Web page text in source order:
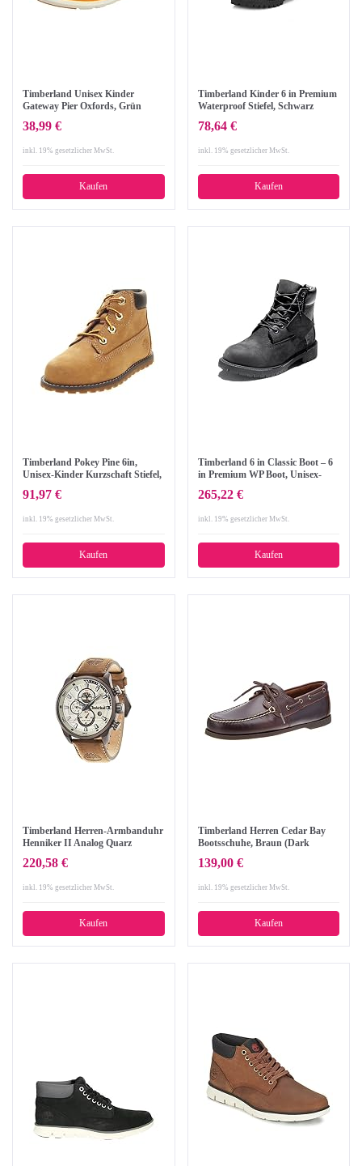
Timberland Unisex Kinder
Gateway Pier Oxfords, Grün
38,99 €
inkl. 19% gesetzlicher MwSt.
Kaufen
Timberland Kinder 6 in Premium
Waterproof Stiefel, Schwarz
78,64 €
inkl. 19% gesetzlicher MwSt.
Kaufen
Timberland Pokey Pine 6in,
Unisex-Kinder Kurzschaft Stiefel,
91,97 €
inkl. 19% gesetzlicher MwSt.
Kaufen
Timberland 6 in Classic Boot – 6
in Premium WP Boot, Unisex-
Schwarz (Black Nubuck), 40 EU
265,22 €
inkl. 19% gesetzlicher MwSt.
Kaufen
Timberland Herren-Armbanduhr
Henniker II Analog Quarz
220,58 €
inkl. 19% gesetzlicher MwSt.
Kaufen
Timberland Herren Cedar Bay
Bootsschuhe, Braun (Dark
139,00 €
inkl. 19% gesetzlicher MwSt.
Kaufen